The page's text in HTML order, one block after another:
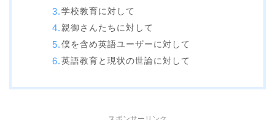
学校教育に対して
親御さんたちに対して
僕を含め英語ユーザーに対して
英語教育と現状の世論に対して